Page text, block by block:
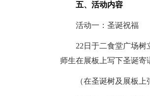
五、活动内容
活动一：圣诞祝福
22日于二食堂广场树立
师生在展板上写下圣诞寄
（在圣诞树及展板上张